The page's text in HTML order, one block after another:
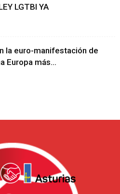
LGTBI YA
la euro-manifestación de
Europa más...